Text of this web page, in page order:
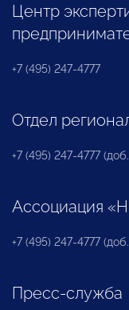
Центр
+7 (495) 247-4777
Отдел
+7 (495) 247-4777 (доб.
Ассоциация
+7 (495) 247-4777
Пресс-служба